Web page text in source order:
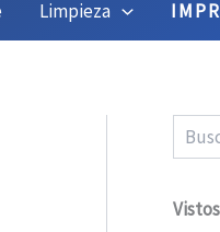
Limpieza